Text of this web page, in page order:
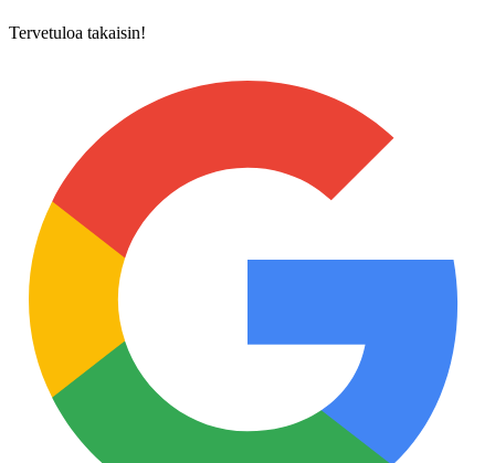
Tervetuloa takaisin!